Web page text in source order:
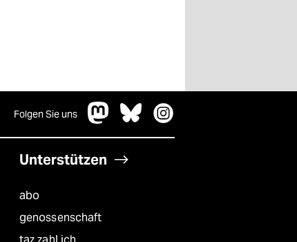
Folgen Sie uns
Unterstützen
abo
genossenschaft